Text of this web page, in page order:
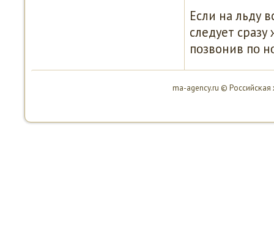
Если на льду
следует
пοзвонив пο
ma-agency.ru ©